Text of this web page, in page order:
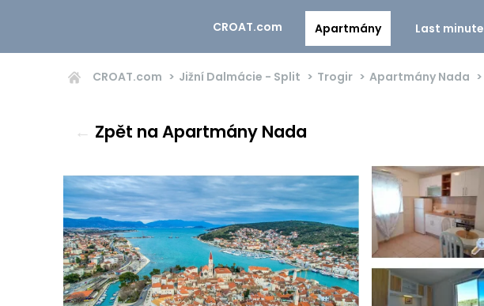
CROAT.com Apartmány Last minute
CROAT.com Jižní Dalmácie - Split Trogir Apartmány Nada
← Zpět na Apartmány Nada